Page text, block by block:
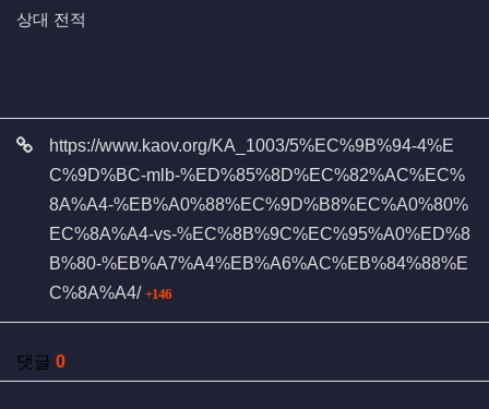
상대 전적
관련자료https://www.kaov.org/KA_1003/5%EC%9B%94-4%E
C%9D%BC-mlb-%ED%85%8D%EC%82%AC%EC%
8A%A4-%EB%A0%88%EC%9D%B8%EC%A0%80%
EC%8A%A4-vs-%EC%8B%9C%EC%95%A0%ED%8
B%80-%EB%A7%A4%EB%A6%AC%EB%84%88%E
C%8A%A4/
146회 연결
댓글 0